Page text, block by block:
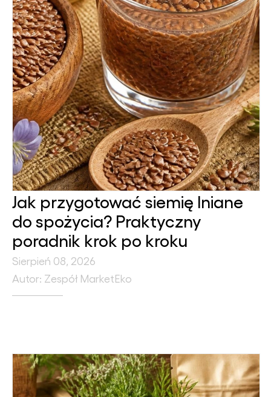
Jak przygotować siemię lniane
do spożycia? Praktyczny
poradnik krok po kroku
Sierpień 08, 2026
Autor: Zespół MarketEko